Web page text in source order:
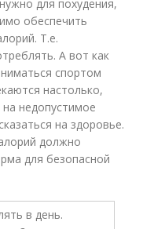
для похудения,
обеспечить
Т.е.
А вот как
спортом
настолько,
недопустимое
на здоровье.
должно
для безопасной